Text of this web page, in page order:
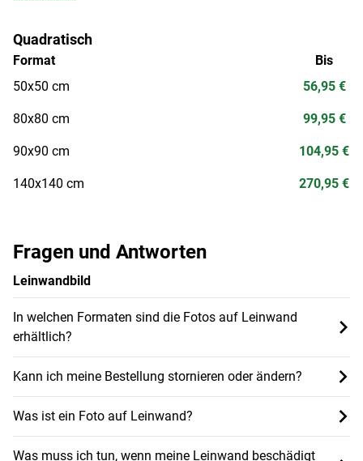
Fragen und Antworten
Leinwandbild
In welchen Formaten sind die Fotos auf Leinwand
erhältlich?
Kann ich meine Bestellung stornieren oder ändern?
Was ist ein Foto auf Leinwand?
Was muss ich tun, wenn meine Leinwand beschädigt
Quadratisch
Format
50x50 cm
80x80 cm
90x90 cm
140x140 cm
Bis
56,95 €
99,95 €
104,95 €
270,95 €